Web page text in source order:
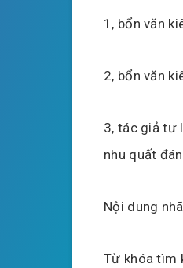
1, bổn văn
2, bổn văn
3, tác giả tư
nhu quất
Nội dung
Từ khóa tìm